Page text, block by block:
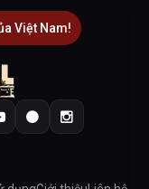
Việt Nam!